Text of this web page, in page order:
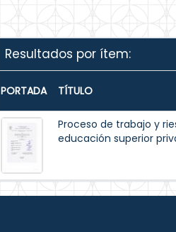
Resultados por ítem:
PORTADA TÍTULO
Proceso de trabajo y
educación superior